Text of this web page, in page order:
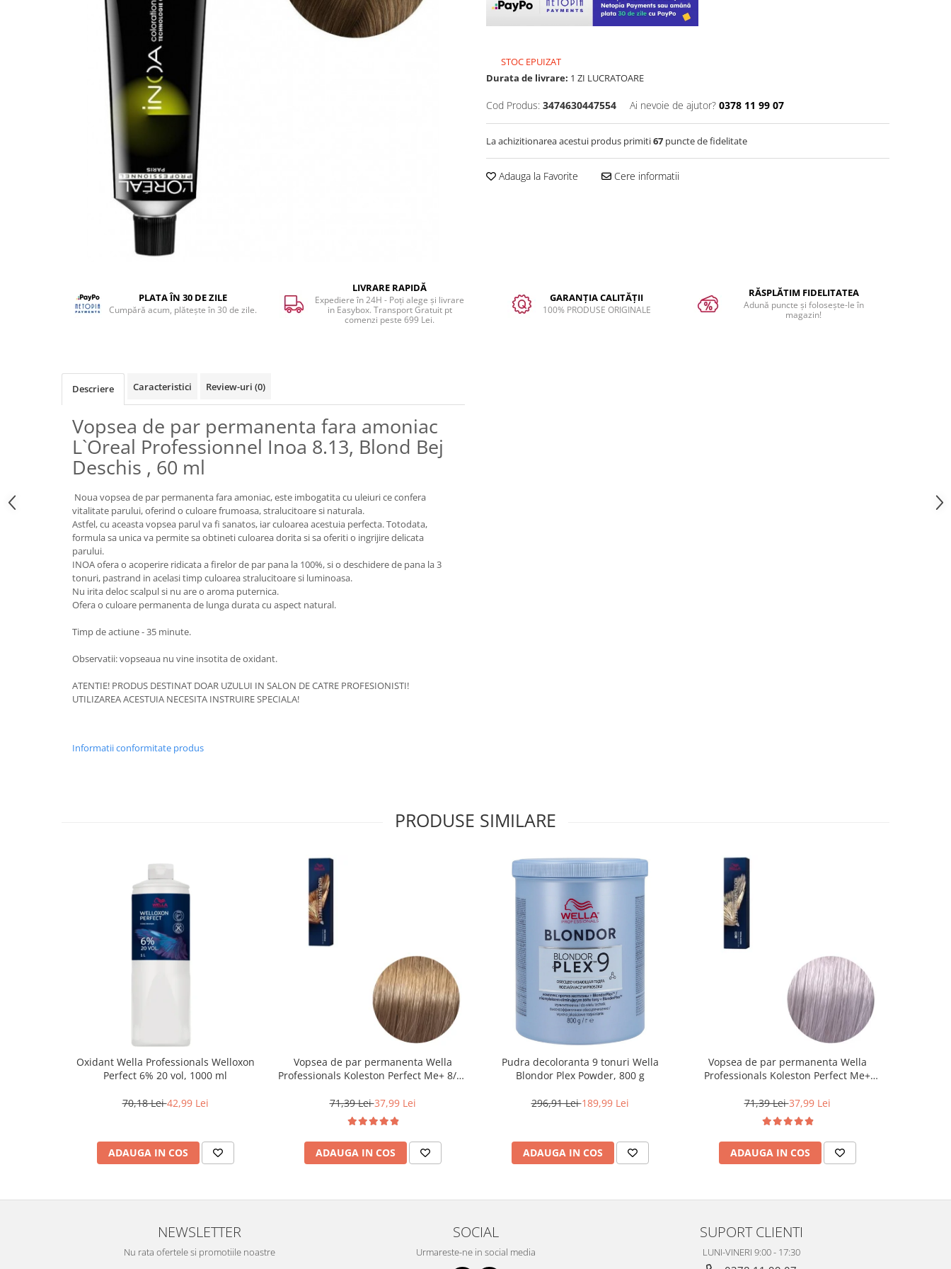
STOC EPUIZAT
Durata de livrare: 1 ZI LUCRATOARE
Cod Produs: 3474630447554 Ai nevoie de ajutor? 0378 11 99 07
La achizitionarea acestui produs primiti67 puncte de fidelitate
Adauga la Favorite Cere informatii
PLATA ÎN 30 DE ZILE
Cumpără acum, plătește în 30 de zile.
LIVRARE RAPIDĂ
Expediere în 24H - Poți alege și livrare
in Easybox. Transport Gratuit pt
comenzi peste 699 Lei.
GARANȚIA CALITĂȚII
100% PRODUSE ORIGINALE
RĂSPLĂTIM FIDELITATEA
Adună puncte și folosește-le în
magazin!
Descriere Caracteristici Review-uri (0)
Vopsea de par permanenta fara amoniac
L`Oreal Professionnel Inoa 8.13, Blond Bej
Deschis , 60 ml
Noua vopsea de par permanenta fara amoniac, este imbogatita cu uleiuri ce confera
vitalitate parului, oferind o culoare frumoasa, stralucitoare si naturala.
Astfel, cu aceasta vopsea parul va fi sanatos, iar culoarea acestuia perfecta. Totodata,
formula sa unica va permite sa obtineti culoarea dorita si sa oferiti o ingrijire delicata
parului.
INOA ofera o acoperire ridicata a firelor de par pana la 100%, si o deschidere de pana la 3
tonuri, pastrand in acelasi timp culoarea stralucitoare si luminoasa.
Nu irita deloc scalpul si nu are o aroma puternica.
Ofera o culoare permanenta de lunga durata cu aspect natural.
Timp de actiune - 35 minute.
Observatii: vopseaua nu vine insotita de oxidant.
ATENTIE! PRODUS DESTINAT DOAR UZULUI IN SALON DE CATRE PROFESIONISTI!
UTILIZAREA ACESTUIA NECESITA INSTRUIRE SPECIALA!
Informatii conformitate produs
PRODUSE SIMILARE
Oxidant Wella Professionals Welloxon
Perfect 6% 20 vol, 1000 ml
70,18 Lei42,99 Lei
ADAUGA IN COS
Vopsea de par permanenta Wella
Professionals Koleston Perfect Me+ 8/0 ,
71,39 Lei37,99 Lei
ADAUGA IN COS
Pudra decoloranta 9 tonuri Wella
Blondor Plex Powder, 800 g
296,91 Lei189,99 Lei
ADAUGA IN COS
Vopsea de par permanenta Wella
Professionals Koleston Perfect Me+
60 ml
71,39 Lei37,99 Lei
ADAUGA IN COS
NEWSLETTER
Nu rata ofertele si promotiile noastre
SOCIAL
Urmareste-ne in social media
SUPORT CLIENTI
LUNI-VINERI 9:00 - 17:30